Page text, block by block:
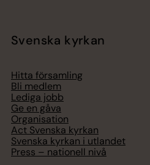
Svenska kyrkan
Hitta församling
Bli medlem
Lediga jobb
Ge en gåva
Organisation
Act Svenska kyrkan
Svenska kyrkan i utlandet
Press – nationell nivå